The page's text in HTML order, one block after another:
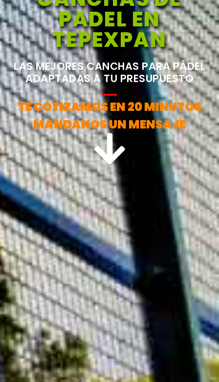
PADEL EN
TEPEXPAN
LAS MEJORES CANCHAS PARA PÁDEL
ADAPTADAS A TU PRESUPUESTO
TE COTIZAMOS EN 20 MINUTOS
MANDANOS UN MENSAJE